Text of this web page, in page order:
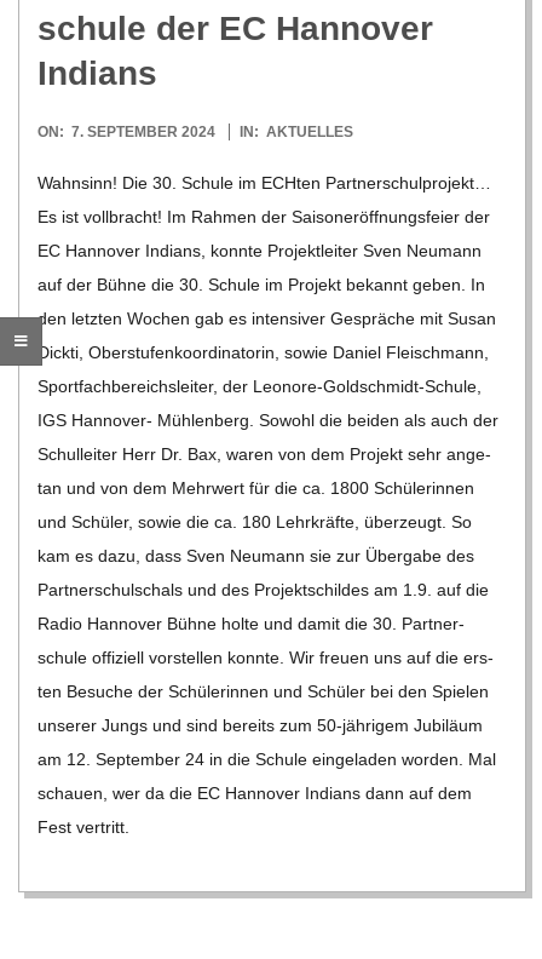
O
R
E
G
O
L
D
S
C
H
M
schule der EC Han­no­ver
Indians
2024-
ON: 7. SEPTEMBER 2024 IN: AKTUELLES
Wahn­sinn! Die 30. Schule im ECH­ten Part­ner­schul­pro­jekt…
Es ist voll­bracht! Im Rah­men der Sai­son­er­öff­nungs­feier der
EC Han­no­ver Indi­ans, konnte Pro­jekt­lei­ter Sven Neu­mann
auf der Bühne die 30. Schule im Pro­jekt bekannt geben. In
den letz­ten Wochen gab es inten­si­ver Gesprä­che mit Susan
Dickti, Ober­stu­fen­ko­or­di­na­to­rin, sowie Daniel Fleisch­mann,
Sport­fach­be­reichs­lei­ter, der Leo­­nore-Gol­d­­schmidt-Schule,
IGS Han­­no­­ver- Müh­len­berg. Sowohl die bei­den als auch der
Schul­lei­ter Herr Dr. Bax, waren von dem Pro­jekt sehr ange­
tan und von dem Mehr­wert für die ca. 1800 Schü­le­rin­nen
und Schü­ler, sowie die ca. 180 Lehr­kräfte, über­zeugt. So
kam es dazu, dass Sven Neu­mann sie zur Über­gabe des
Part­ner­schul­schals und des Pro­jekt­schil­des am 1.9. auf die
Radio Han­no­ver Bühne holte und damit die 30. Part­ner­
schule offi­zi­ell vor­stel­len konnte. Wir freuen uns auf die ers­
ten Besu­che der Schü­le­rin­nen und Schü­ler bei den Spie­len
unse­rer Jungs und sind bereits zum 50-jäh­ri­­gem Jubi­läum
am 12. Sep­tem­ber 24 in die Schule ein­ge­la­den wor­den. Mal
schauen, wer da die EC Han­no­ver Indi­ans dann auf dem
Fest ver­tritt.